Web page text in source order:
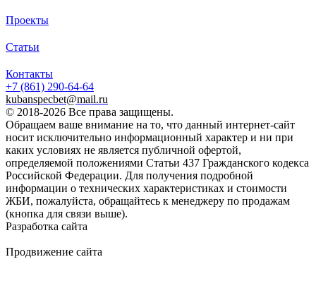
Проекты
Статьи
Контакты
+7 (861) 290-64-64
kubanspecbet@mail.ru
© 2018-2026 Все права защищены.
Обращаем ваше внимание на то, что данный интернет-сайт
носит исключительно информационный характер и ни при
каких условиях не является публичной офертой,
определяемой положениями Статьи 437 Гражданского кодекса
Российской Федерации. Для получения подробной
информации о технических характеристиках и стоимости
ЖБИ, пожалуйста, обращайтесь к менеджеру по продажам
(кнопка для связи выше).
Разработка сайта
Продвижение сайта